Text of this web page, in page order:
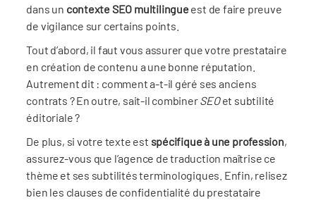
dans un contexte SEO multilingueest de faire preuve
de vigilance sur certains points.
Tout d’abord, il faut vous assurer que votre prestataire
en création de contenu a une bonne réputation.
Autrement dit : comment a-t-il géré ses anciens
contrats ? En outre, sait-il combinerSEOet subtilité
éditoriale ?
De plus, si votre texte est spécifique à une profession,
assurez-vous que l’agence de traduction maîtrise ce
thème et ses subtilités terminologiques. Enfin, relisez
bien les clauses de confidentialité du prestataire